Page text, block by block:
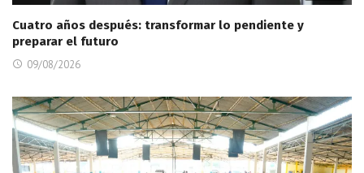
Cuatro años después: transformar lo pendiente y
preparar el futuro
09/08/2026